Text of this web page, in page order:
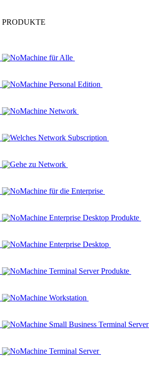
PRODUKTE
NoMachine für Alle
NoMachine Personal Edition
NoMachine Network
Welches Network Subscription
Gehe zu Network
NoMachine für die Enterprise
NoMachine Enterprise Desktop Produkte
NoMachine Enterprise Desktop
NoMachine Terminal Server Produkte
NoMachine Workstation
NoMachine Small Business Terminal Server
NoMachine Terminal Server